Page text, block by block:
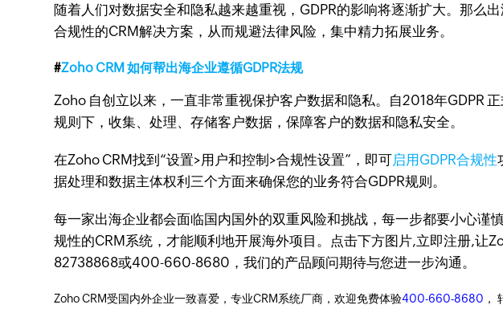
随着人们对数据安全和隐私越来越重视，GDPR的影响将逐渐扩大。那么
合规性的CRM解决方案，从而规避法律风险，集中精力拓展业务。
#Zoho CRM 如何帮出海企业遵循GDPR法规
Zoho 自创立以来，一直非常重视保护客户数据和隐私。自2018年GDPR
规则下，收集、处理、存储客户数据，保障客户的数据和隐私安全。
在Zoho CRM找到“设置>用户和控制>合规性设置”，即可启用GDPR合规性
据处理和数据主体权利三个方面来确保您的业务符合GDPR规则。
每一家出海企业都会面临国内国外的双重风险和挑战，每一步都要小心谨
规性的CRM系统，才能顺利地开展海外项目。点击下方图片,立即注册,让
82738868或400-660-8680，我们的产品顾问期待与您进一步沟通。
Zoho CRM受国内外企业一致喜爱，专业CRM系统厂商，欢迎免费体验400-660-8680 ，